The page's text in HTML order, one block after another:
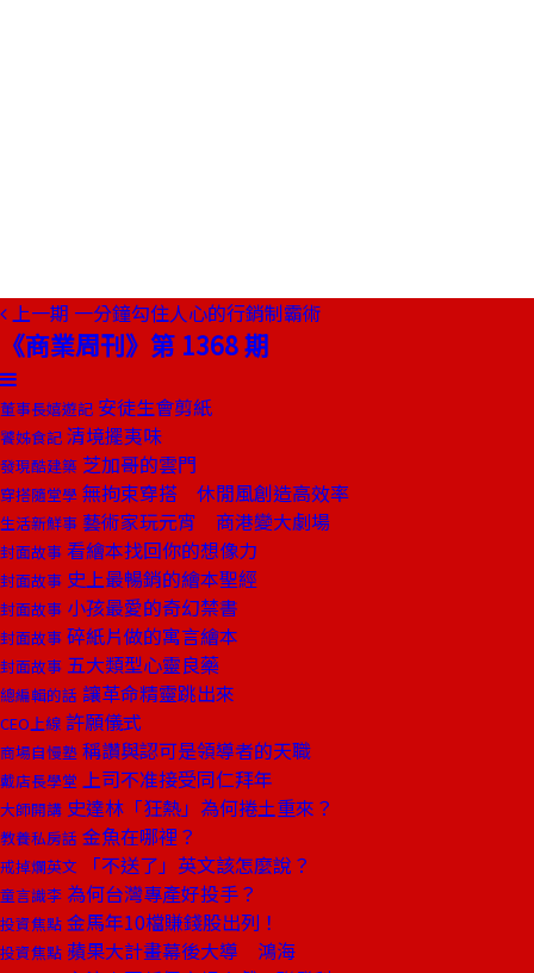
上一期 一分鐘勾住人心的行銷制霸術
《商業周刊》第 1368 期
董事長嬉遊記 安徒生會剪紙
饕姊食記 清境擺夷味
發現酷建築 芝加哥的雲門
穿搭隨堂學 無拘束穿搭 休閒風創造高效率
生活新鮮事 藝術家玩元宵 商港變大劇場
封面故事 看繪本找回你的想像力
封面故事 史上最暢銷的繪本聖經
封面故事 小孩最愛的奇幻禁書
封面故事 碎紙片做的寓言繪本
封面故事 五大類型心靈良藥
總編輯的話 讓革命精靈跳出來
CEO上線 許願儀式
商場自慢塾 稱讚與認可是領導者的天職
戴店長學堂 上司不准接受同仁拜年
大師開講 史達林「狂熱」為何捲土重來？
教養私房話 金魚在哪裡？
戒掉爛英文 「不送了」英文該怎麼說？
童言識李 為何台灣專產好投手？
投資焦點 金馬年10檔賺錢股出列！
投資焦點 蘋果大計畫幕後大導 鴻海